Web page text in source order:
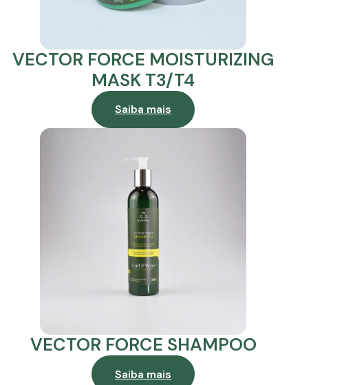
VECTOR FORCE MOISTURIZING
MASK T3/T4
Saiba mais
VECTOR FORCE SHAMPOO
Saiba mais